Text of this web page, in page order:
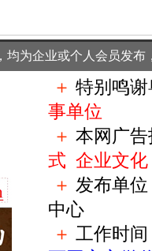
均为企业或个人会员发
＋ 特别鸣
事单位
＋ 本网广
式 企业文化
＋ 发布单
中心
＋ 工作时